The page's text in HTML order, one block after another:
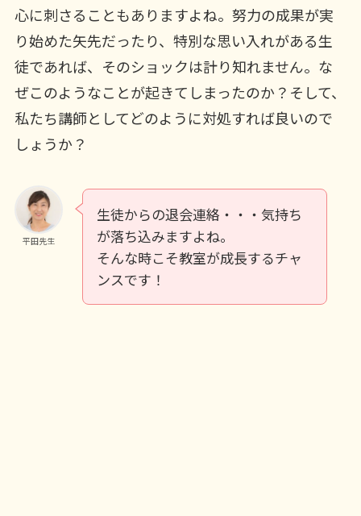
心に刺さることもありますよね。努力の成果が実
り始めた矢先だったり、特別な思い入れがある生
徒であれば、そのショックは計り知れません。な
ぜこのようなことが起きてしまったのか？そして、
私たち講師としてどのように対処すれば良いので
しょうか？
平田先生
生徒からの退会連絡・・・気持ち
が落ち込みますよね。
そんな時こそ教室が成長するチャ
ンスです！